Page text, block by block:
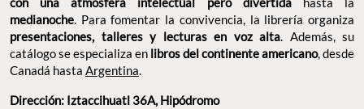
transforma enun bar con una atmósfera intelectual pero
divertidahasta la medianoche . Para fomentar la convivencia, la
librería organiza presentaciones, talleres y lecturas en voz alta.
Además, su catálogo se especializa enlibros del continente
americano, desde Canadá hasta
Dirección: Iztaccihuatl 36A, Hipódromo